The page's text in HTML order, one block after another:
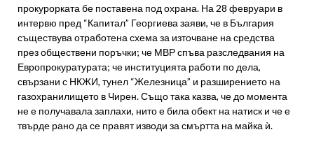
прокурорката бе поставена под охрана. На 28 февруари в
интервю пред “Капитал” Георгиева заяви, че в България
съществува отработена схема за източване на средства
през обществени поръчки; че МВР спъва разследвания на
Европрокуратурата; че институцията работи по дела,
свързани с НКЖИ, тунел “Железница” и разширението на
газохранилището в Чирен. Също така казва, че до момента
не е получавала заплахи, нито е била обект на натиск и че е
твърде рано да се правят изводи за смъртта на майка ѝ.